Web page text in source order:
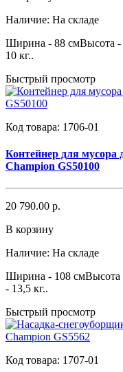
Наличие: На складе
Ширина - 88 смВысота -
10 кг..
Быстрый просмотр
Код товара: 1706-01
Контейнер для
Champion GS50100
20 790.00 р.
В корзину
Наличие: На складе
Ширина - 108 смВысота
- 13,5 кг..
Быстрый просмотр
Код товара: 1707-01